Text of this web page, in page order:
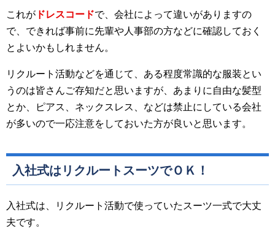
これが ドレスコードで、会社によって違いがありますの
で、できれば事前に先輩や人事部の方などに確認しておく
とよいかもしれません。
リクルート活動などを通じて、ある程度常識的な服装とい
うのは皆さんご存知だと思いますが、あまりに自由な髪型
とか、ピアス、ネックスレス、などは禁止にしている会社
が多いので一応注意をしておいた方が良いと思います。
入社式はリクルートスーツでＯＫ！
入社式は、リクルート活動で使っていたスーツ一式で大丈
夫です。